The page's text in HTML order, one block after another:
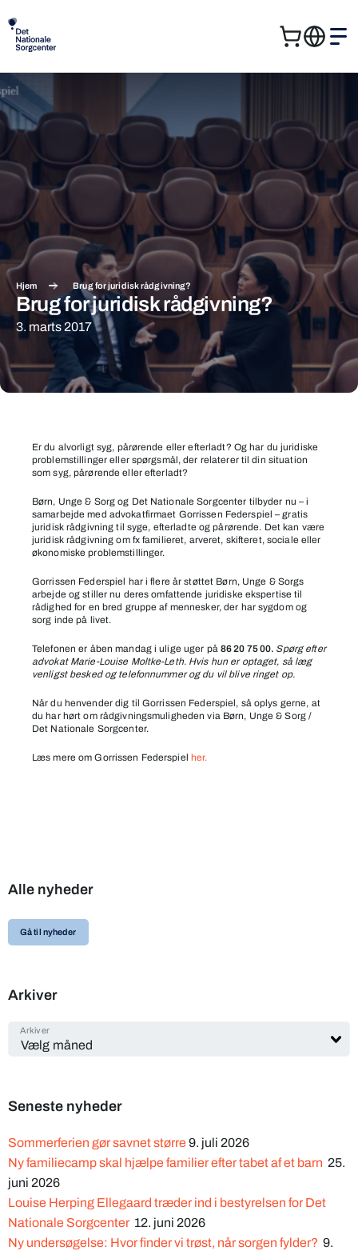
Kurv
Søg
efter:
Hjem Brug for juridisk rådgivning?
Brug for juridisk rådgivning?
3. marts 2017
juridisk
Er du alvorligt syg, pårørende eller efterladt? Og har du juridiske
problemstillinger eller spørgsmål, der relaterer til din situation
som syg, pårørende eller efterladt?
Børn, Unge & Sorg og Det Nationale Sorgcenter tilbyder nu – i
samarbejde med advokatfirmaet Gorrissen Federspiel – gratis
juridisk rådgivning til syge, efterladte og pårørende. Det kan være
juridisk rådgivning om fx familieret, arveret, skifteret, sociale eller
økonomiske problemstillinger.
Gorrissen Federspiel har i flere år støttet Børn, Unge & Sorgs
arbejde og stiller nu deres omfattende juridiske ekspertise til
rådighed for en bred gruppe af mennesker, der har sygdom og
sorg inde på livet.
Telefonen er åben mandag i ulige uger på 86 20 75 00. Spørg efter
advokat Marie-Louise Moltke-Leth. Hvis hun er optaget, så læg
venligst besked og telefonnummer og du vil blive ringet op.
Når du henvender dig til Gorrissen Federspiel, så oplys gerne, at
du har hørt om rådgivningsmuligheden via Børn, Unge & Sorg /
Det Nationale Sorgcenter.
Læs mere om Gorrissen Federspiel her.
Alle nyheder
Gå til nyheder
Arkiver
Arkiver
Seneste nyheder
Sommerferien gør savnet større9. juli 2026
Ny familiecamp skal hjælpe familier efter tabet af et barn 25.
juni 2026
Louise Herping Ellegaard træder ind i bestyrelsen for Det
Nationale Sorgcenter 12. juni 2026
Ny undersøgelse: Hvor finder vi trøst, når sorgen fylder? 9.